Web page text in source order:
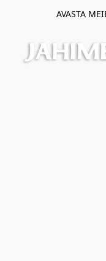
AVASTA